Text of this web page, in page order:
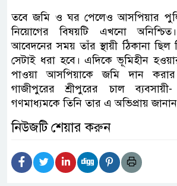
তবে জমি ও ঘর পেলেও আসপিয়ার
নিয়োগের বিষয়টি এখনো
আবেদনের সময় তাঁর স্থায়ী ঠিকানা ছিল
সেটাই ধরা হবে। এদিকে ভূমিহীন
পাওয়া আসপিয়াকে জমি দান করার
গাজীপুরের শ্রীপুরের চাল
গণমাধ্যমকে তিনি তার এ অভিপ্রায়
নিউজটি শেয়ার করুন